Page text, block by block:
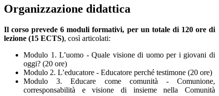
Organizzazione didattica
Il corso prevede 6 moduli formativi, per un totale di 120 ore di
lezione (15 ECTS), così articolati:
Modulo 1. L’uomo - Quale visione di uomo per i giovani di
oggi? (20 ore)
Modulo 2. L’educatore - Educatore perché testimone (20 ore)
Modulo 3. Educare come comunità - Comunione,
corresponsabilità e visione di insieme nella Comunità